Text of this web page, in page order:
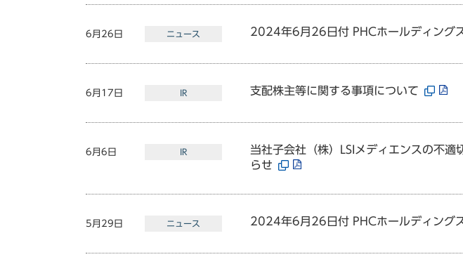
6月26日 ニュース 2024年6月26日付 PHCホールディング
6月17日 IR 支配株主等に関する事項について
6月6日 IR
当社子会社（株）LSIメディエンスの不
らせ
5月29日 ニュース 2024年6月26日付 PHCホールディング